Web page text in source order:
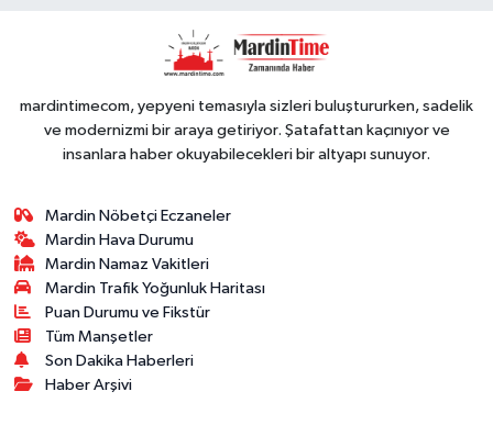
mardintimecom, yepyeni temasıyla sizleri buluştururken, sadelik
ve modernizmi bir araya getiriyor. Şatafattan kaçınıyor ve
insanlara haber okuyabilecekleri bir altyapı sunuyor.
Mardin Nöbetçi Eczaneler
Mardin Hava Durumu
Mardin Namaz Vakitleri
Mardin Trafik Yoğunluk Haritası
Puan Durumu ve Fikstür
Tüm Manşetler
Son Dakika Haberleri
Haber Arşivi